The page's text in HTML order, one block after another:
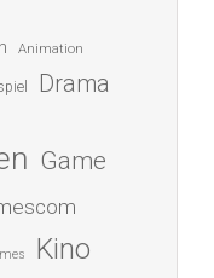
Animation
Drama
Game
Kino